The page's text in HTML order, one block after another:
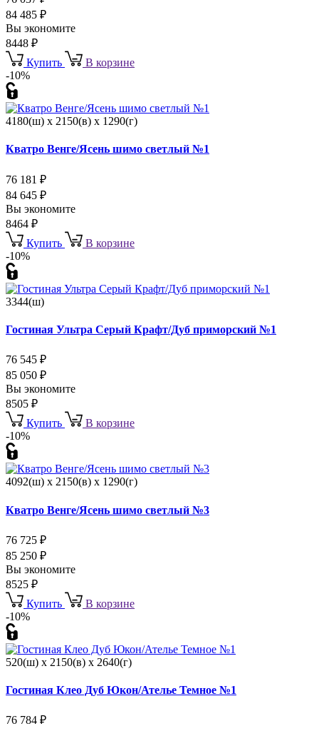
84 485 ₽
Вы экономите
8448 ₽
Купить
В корзине
-10%
4180(ш) x 2150(в) x 1290(г)
Кватро Венге/Ясень шимо светлый №1
76 181 ₽
84 645 ₽
Вы экономите
8464 ₽
Купить
В корзине
-10%
3344(ш)
Гостиная Ультра Серый Крафт/Дуб приморский №1
76 545 ₽
85 050 ₽
Вы экономите
8505 ₽
Купить
В корзине
-10%
4092(ш) x 2150(в) x 1290(г)
Кватро Венге/Ясень шимо светлый №3
76 725 ₽
85 250 ₽
Вы экономите
8525 ₽
Купить
В корзине
-10%
520(ш) x 2150(в) x 2640(г)
Гостиная Клео Дуб Юкон/Ателье Темное №1
76 784 ₽